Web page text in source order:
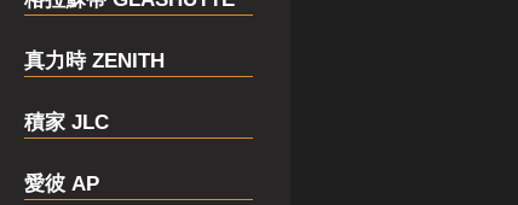
真力時 ZENITH
積家 JLC
愛彼 AP